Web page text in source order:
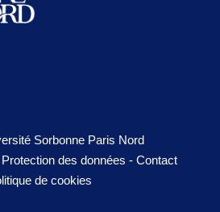
Sorbonne Paris Nord
Protection des données - Contact
de cookies